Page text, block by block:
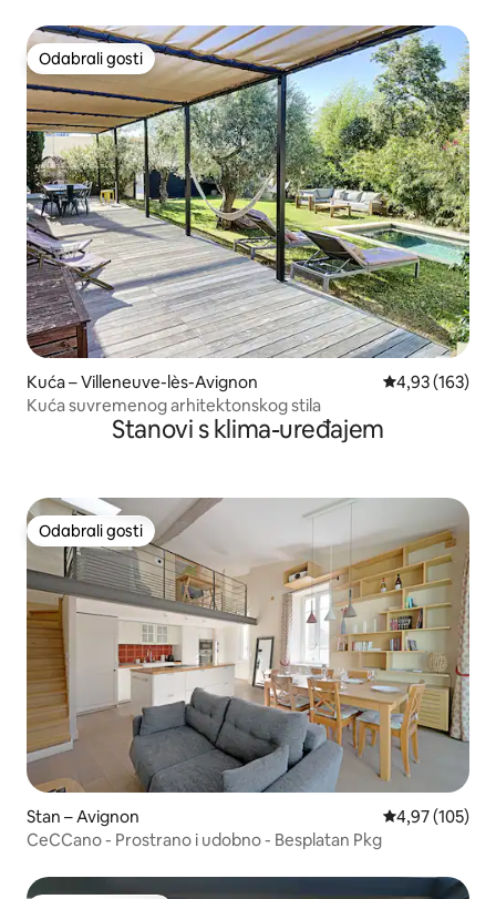
Odabrali gosti
Odabrali gosti
Kuća – Villeneuve-lès-Avignon Prosječna
4,93 (163)
Kuća suvremenog arhitektonskog stila
Stanovi s klima-uređajem
Odabrali gosti
Odabrali gosti
Stan – Avignon Prosječna
4,97 (105)
CeCCano - Prostrano i udobno - Besplatan Pkg